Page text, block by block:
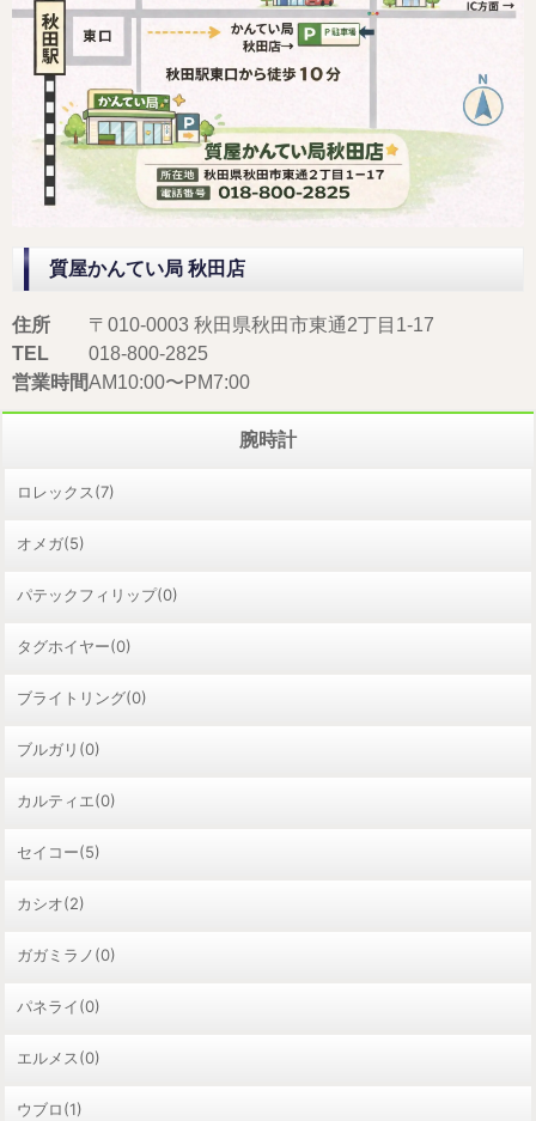
質屋かんてい局 秋田店
住所
〒010-0003 秋田県秋田市東通2丁目1-17
TEL
018-800-2825
営業時間AM10:00〜PM7:00
腕時計
ロレックス(7)
オメガ(5)
パテックフィリップ(0)
タグホイヤー(0)
ブライトリング(0)
ブルガリ(0)
カルティエ(0)
セイコー(5)
カシオ(2)
ガガミラノ(0)
パネライ(0)
エルメス(0)
ウブロ(1)